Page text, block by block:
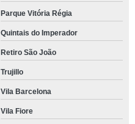
Parque Vitória Régia
Quintais do Imperador
Retiro São João
Trujillo
Vila Barcelona
Vila Fiore